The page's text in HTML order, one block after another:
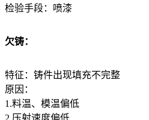
检验手段：喷漆
欠铸：
特征：铸件出现填充不完整
原因：
1.料温、模温偏低